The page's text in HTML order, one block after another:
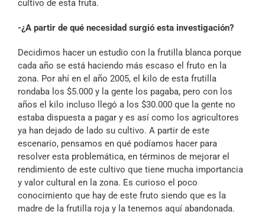
cultivo de esta fruta.
-¿A partir de qué necesidad surgió esta investigación?
Decidimos hacer un estudio con la frutilla blanca porque
cada año se está haciendo más escaso el fruto en la
zona. Por ahí en el año 2005, el kilo de esta frutilla
rondaba los $5.000 y la gente los pagaba, pero con los
años el kilo incluso llegó a los $30.000 que la gente no
estaba dispuesta a pagar y es así como los agricultores
ya han dejado de lado su cultivo. A partir de este
escenario, pensamos en qué podíamos hacer para
resolver esta problemática, en términos de mejorar el
rendimiento de este cultivo que tiene mucha importancia
y valor cultural en la zona. Es curioso el poco
conocimiento que hay de este fruto siendo que es la
madre de la frutilla roja y la tenemos aquí abandonada.